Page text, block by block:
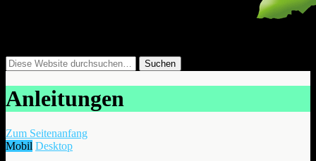
Anleitungen
Zum Seitenanfang
Mobil Desktop